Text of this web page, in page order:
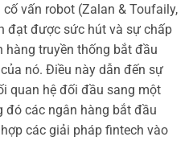
vấn robot (Zalan & Toufaily,
đạt được sức hút và sự chấp
hàng truyền thống bắt đầu
nó. Điều này dẫn đến sự
quan hệ đối đầu sang một
đó các ngân hàng bắt đầu
các giải pháp fintech vào